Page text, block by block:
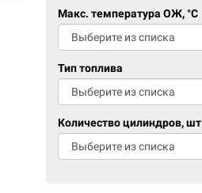
Макс. температура ОЖ, °C
Тип топлива
Количество цилиндров, шт